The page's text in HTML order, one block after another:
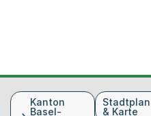
FusszeileKanton
Basel-
Stadtplan
& Karte